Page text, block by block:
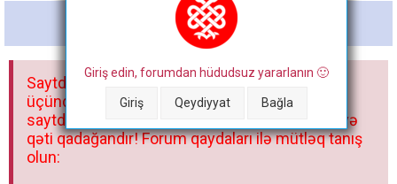
a
Bitdi
Giriş edin, forumdan hüdudsuz yararlanın 🙂
Giriş Qeydiyyat Bağla
Saytdakı materiallar yalnız fərdi istifadəniz
üçündür. Materialları istisnasız heç bir qrupda,
saytda və sosial şəbəkədə paylaşmaq olmaz və
qəti qadağandır! Forum qaydaları ilə mütləq tanış
olun: